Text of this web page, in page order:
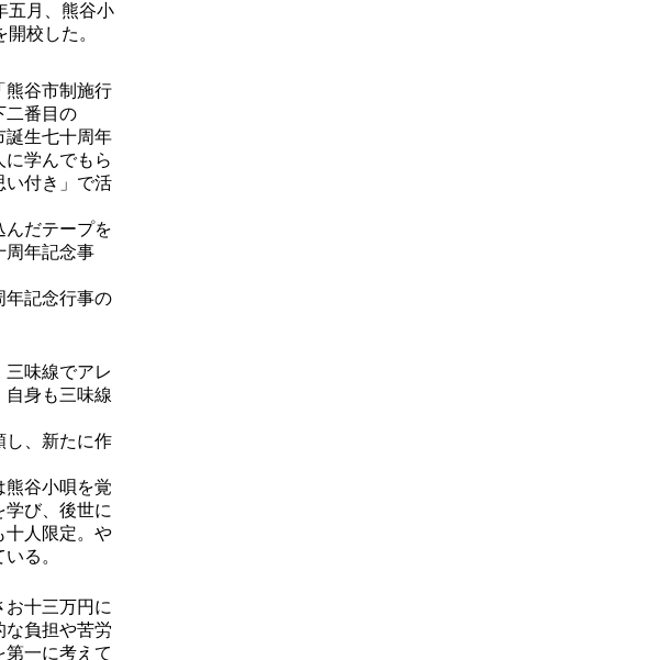
五月、熊谷小
校した。
谷市制施行
二番目の
誕生七十周年
学んでもら
い付き」で活
だテープを
周年記念事
記念行事の
味線でアレ
自身も三味線
、新たに作
谷小唄を覚
学び、後世に
十人限定。や
る。
十三万円に
な負担や苦労
一に考えて